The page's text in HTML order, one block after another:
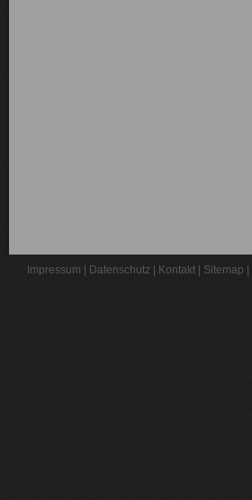
Impressum Datenschutz Kontakt Sitemap